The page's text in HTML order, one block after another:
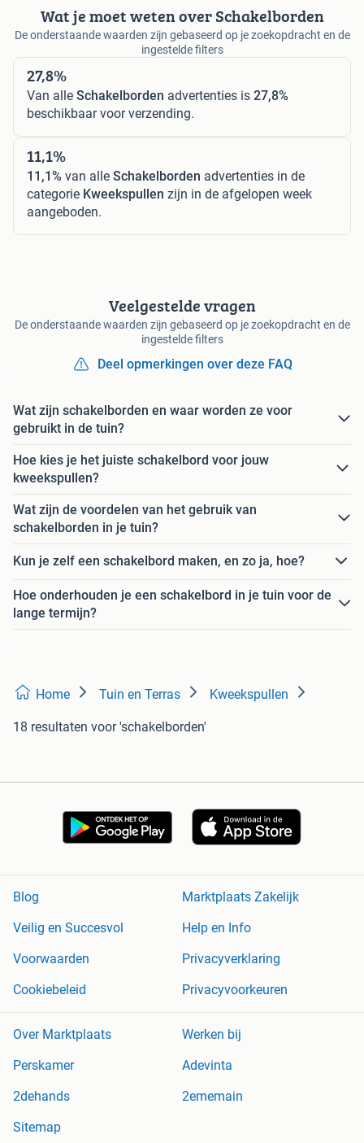
Wat je moet weten over Schakelborden
De onderstaande waarden zijn gebaseerd op je zoekopdracht en de
ingestelde filters
27,8%
Van alle Schakelborden advertenties is 27,8%
beschikbaar voor verzending.
11,1%
11,1% van alle Schakelborden advertenties in de
categorie Kweekspullen zijn in de afgelopen week
aangeboden.
Veelgestelde vragen
De onderstaande waarden zijn gebaseerd op je zoekopdracht en de
ingestelde filters
Deel opmerkingen over deze FAQ
Wat zijn schakelborden en waar worden ze voor
gebruikt in de tuin?
Hoe kies je het juiste schakelbord voor jouw
kweekspullen?
Wat zijn de voordelen van het gebruik van
schakelborden in je tuin?
Kun je zelf een schakelbord maken, en zo ja, hoe?
Hoe onderhouden je een schakelbord in je tuin voor de
lange termijn?
Home Tuin en Terras Kweekspullen
18 resultaten voor 'schakelborden'
Blog
Marktplaats Zakelijk
Veilig en Succesvol
Help en Info
Voorwaarden
Privacyverklaring
Cookiebeleid
Privacyvoorkeuren
Over Marktplaats
Werken bij
Perskamer
Adevinta
2dehands
2ememain
Sitemap